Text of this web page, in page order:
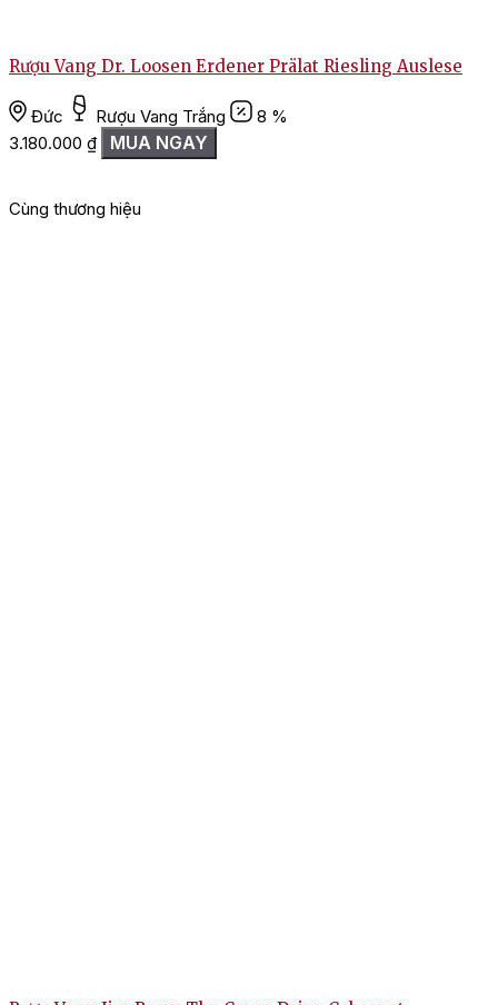
Rượu Vang Dr. Loosen Erdener Prälat Riesling Auslese
Đức Rượu Vang Trắng
8 %
3.180.000 ₫ MUA NGAY
Cùng thương hiệu